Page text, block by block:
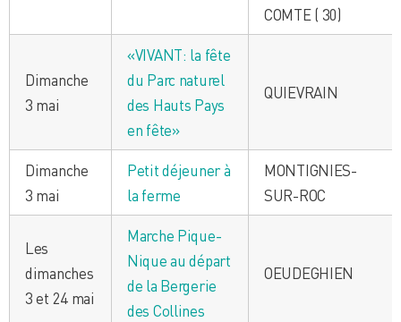
COMTE ( 30)
Dimanche
3 mai
«VIVANT: la fête
du Parc naturel
des Hauts Pays
en fête»
QUIEVRAIN
Dimanche
3 mai
Petit déjeuner à
la ferme
MONTIGNIES-
SUR-ROC
Les
dimanches
3 et 24 mai
Marche Pique-
Nique au départ
de la Bergerie
des Collines
OEUDEGHIEN